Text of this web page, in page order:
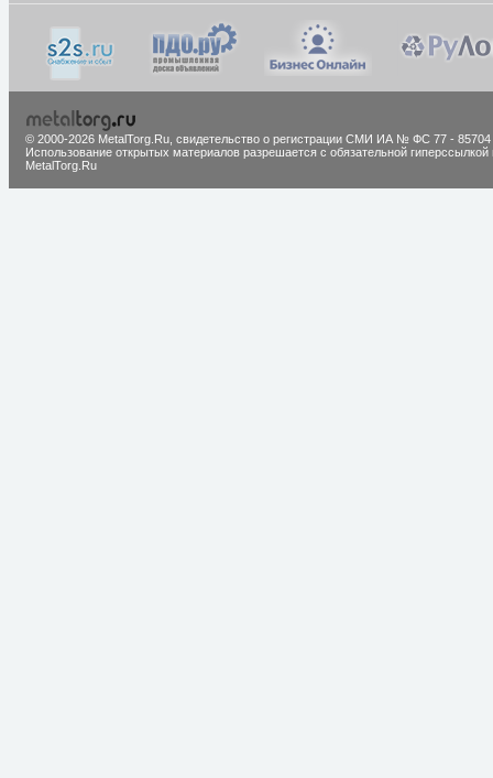
© 2000-2026 MetalTorg.Ru, cвидетельство о регистрации СМИ ИА № ФС 77 - 85704
Использование открытых материалов разрешается с обязательной гиперссылкой
MetalTorg.Ru